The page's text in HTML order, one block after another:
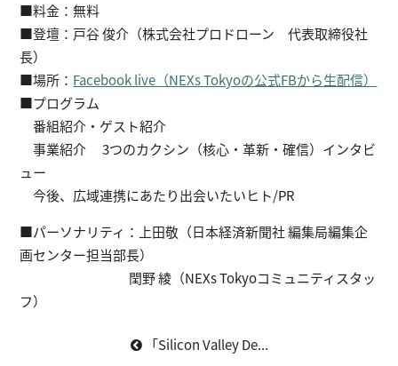
■料金：無料
■登壇：戸谷 俊介（株式会社プロドローン 代表取締役社
長）
■場所： Facebook live（NEXs Tokyoの公式FBから生配信）
■プログラム
番組紹介・ゲスト紹介
事業紹介 3つのカクシン（核心・革新・確信）インタビ
ュー
今後、広域連携にあたり出会いたいヒト/PR
■パーソナリティ：上田敬（日本経済新聞社 編集局編集企
画センター担当部長）
閏野 綾（NEXs Tokyoコミュニティスタッ
フ）
「Silicon Valley De...